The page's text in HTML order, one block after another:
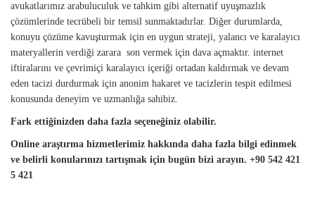
avukatlarımız arabuluculuk ve tahkim gibi alternatif uyuşmazlık
çözümlerinde tecrübeli bir temsil sunmaktadırlar. Diğer durumlarda,
konuyu çözüme kavuşturmak için en uygun strateji, yalancı ve karalayıcı
materyallerin verdiği zarara son vermek için dava açmaktır. internet
iftiralarını ve çevrimiçi karalayıcı içeriği ortadan kaldırmak ve devam
eden tacizi durdurmak için anonim hakaret ve tacizlerin tespit edilmesi
konusunda deneyim ve uzmanlığa sahibiz.
Fark ettiğinizden daha fazla seçeneğiniz olabilir.
Online araştırma hizmetlerimiz hakkında daha fazla bilgi edinmek
ve belirli konularınızı tartışmak için bugün bizi arayın. +90 542 421
5 421